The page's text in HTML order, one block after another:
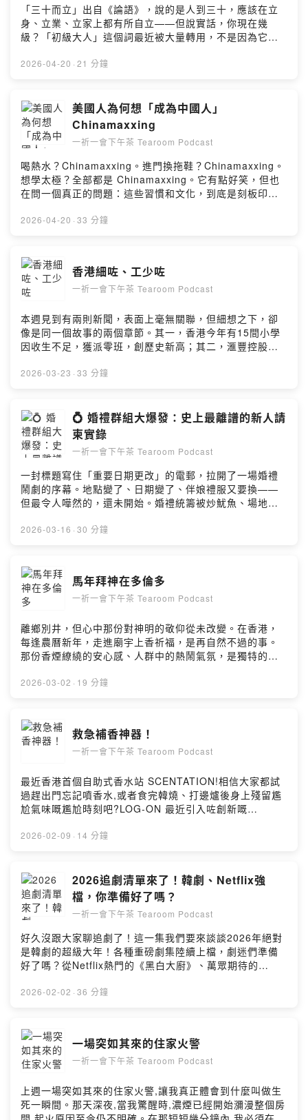
關、用餐選擇- 總結感言： 迪士尼讓成年人重拾童心的核
心感受Powered by Firstory Hosting
「三十而立」出自《論語》，說的是人到三十，應該在立
身、立業、立家上都有所自立——但說實話，你現在幾
級？「初級大人」這個詞最近被大量轉用，不是因為它刺
稚」，比「不獨立」準確，說的就是那種「會生活，但遇
人上門你還是會說「家裡沒有大人」？不管你幾歲，這集
可能會讓你對號入座。Powered by Firstory Hosting
2026-04-20 · 21 分鐘
美國人為何想「成為中國人」
Chinamaxxing
一祈一會下午茶 Tearoom Podcast
喝熱水？Chinamaxxing。進門換拖鞋？Chinamaxxing。
想學太極？全部都是 Chinamaxxing。它有點好笑，但也
在問一個真正的問題：這些習慣和文化，到底是刻板印
2026-04-20 · 33 分鐘
香港細咗、工少咗
一祈一會下午茶 Tearoom Podcast
本週見到有兩則新聞，表面上毫無關聯，但細想之下，卻
像是同一個故事的兩個章節。其一，香港今年有15間小學
因收生不足，獲派零班，創歷史新高；其二，滙豐控股據
後台職能。學生少了，工作也少了。香港，正在悄悄地收
個社區記憶的終結。學生減少，折射的是香港人對未來缺
乏信心，選擇少生甚至不生；職位消失，則是科技發展對
現有勞動模式的結構性衝擊。兩者疊加，令人不禁思考：
下一代在這個城市，究竟還有多少位置？Powered by
Firstory Hosting
2026-03-23 · 33 分鐘
💍 婚禮群組大爆發：史上最離譜的新人請
柬實錄
一祈一會下午茶 Tearoom Podcast
一封標題寫住「重要日期更改」的電郵，拉開了一場婚禮
鬧劇的序幕。地點變了、日期變了、伴娘禮服又要換——
但最令人嘩然的，還未開始。婚禮統籌被炒魷魚、場地椅
「友善要求」每人夾份 $650 美元。至於不飲酒的賓客？
同時亦係新郎的親戚——只不過係群組入面問咗一個合情
合理的問題，隨即被叫去「私下解決」，勿在群組佔用各
人收件箱。事件最終以一封耐人尋味的電郵作結：「我們
真實發生喺婚禮電郵群組入面嘅事。今集我們逐封細讀呢
串令人目定口呆的往來電郵，深入探討婚禮文化、人際界
線，以及——面對無理要求時，幾時應該果斷說「不」？
https://www.reddit.com/r/weddingshaming/comments/
2026-03-16 · 30 分鐘
馬年拜神在多倫多
一祈一會下午茶 Tearoom Podcast
離鄉別井，但心中那份對神明的敬仰從未改變。在香港，
每逢農曆新年，走進廟宇上香祈福，是再自然不過的事。
那份香煙繚繞的安心感、人群中的熱鬧氣氛，是獨特的新
山精舍讓我在異鄉重拾那份熟悉的溫暖。🙏🏻今集，我們
一位正在異地打拼的你。Powered by Firstory Hosting
2026-03-02 · 19 分鐘
救急補香神器！
一祈一會下午茶 Tearoom Podcast
最近香港首個自助式香水站 SCENTATION!相信大家都試
過趕出門忘記噴香水,或者食完韓燒、打邊爐後身上殘留尷
尬氣味嘅尷尬時刻吧?LOG-ON 最近引入咗創新嘅
Ford、Chanel 等專櫃級名牌香水!不過講到試香,我哋亦會
重新包裝上架!網民怒轟「不罵你是人情,罵你是道理」,更
有人揶揄「買安全套係咪都要即時試用?」呢啲試香亂象,
正正凸顯自助香水機嘅價值——文明、衛生、無壓力咁試
香!Powered by Firstory Hosting
2026-02-09 · 14 分鐘
2026追劇清單來了！韓劇、Netflix強
檔，你準備好了嗎？
一祈一會下午茶 Tearoom Podcast
好久沒跟大家聊追劇了！這一集我們要來談談2026年絕對
是韓劇的超級大年！各種重磅劇集陸續上檔，劇迷們準備
好了嗎？從Netflix熱門的《黑白大廚》、萬眾期待的
大、義大利三地取景的浪漫新作《愛情怎麼翻譯》，還有
級期待！你最想追哪一部？快來跟我們分享你的片單吧！
😆Powered by Firstory Hosting
2026-02-02 · 36 分鐘
一場突如其來的住家火警
一祈一會下午茶 Tearoom Podcast
上週一場突如其來的住家火警,讓我真正體會到什麼叫做生
死一瞬間。那天深夜,當我驚醒時,濃煙已經開始瀰漫整個房